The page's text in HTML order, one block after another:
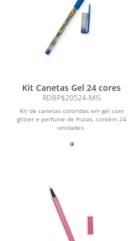
Kit Canetas Gel 24 cores
RDBP$20524-MIS
Kit de canetas coloridas em gel com
glitter e perfume de frutas, contém 24
unidades.